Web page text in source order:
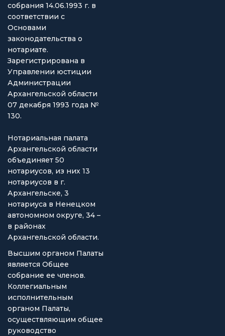
собрания 14.06.1993 г. в
соответствии с
Основами
законодательства о
нотариате.
Зарегистрирована в
Управлении юстиции
Администрации
Архангельской области
07 декабря 1993 года №
130.
Нотариальная палата
Архангельской области
объединяет 50
нотариусов, из них 13
нотариусов в г.
Архангельске, 3
нотариуса в Ненецком
автономном округе, 34 –
в районах
Архангельской области.
Высшим органом Палаты
является Общее
собрание ее членов.
Коллегиальным
исполнительным
органом Палаты,
осуществляющим общее
руководство